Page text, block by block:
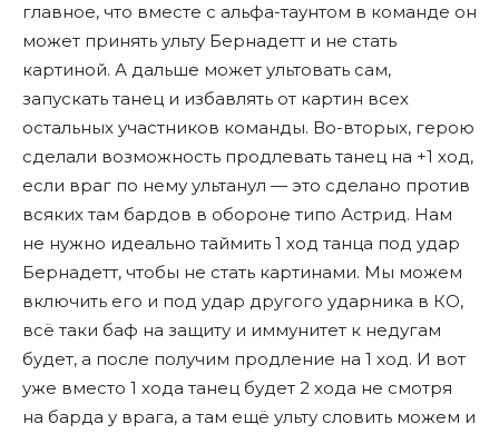
главное, что вместе с альфа-таунтом в команде он
может принять ульту Бернадетт и не стать
картиной. А дальше может ультовать сам,
запускать танец и избавлять от картин всех
остальных участников команды. Во-вторых, герою
сделали возможность продлевать танец на +1 ход,
если враг по нему ультанул — это сделано против
всяких там бардов в обороне типо Астрид. Нам
не нужно идеально таймить 1 ход танца под удар
Бернадетт, чтобы не стать картинами. Мы можем
включить его и под удар другого ударника в КО,
всë таки баф на защиту и иммунитет к недугам
будет, а после получим продление на 1 ход. И вот
уже вместо 1 хода танец будет 2 хода не смотря
на барда у врага, а там ещё ульту словить можем и